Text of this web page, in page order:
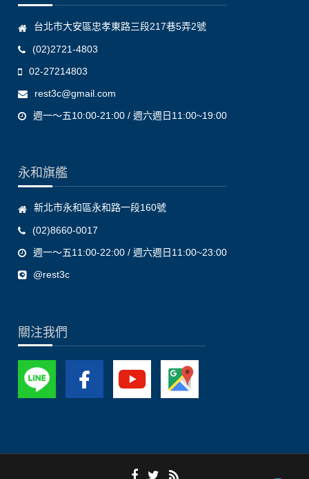
台北市大安區忠孝東路三段217巷5弄2號
(02)2721-4803
02-27214803
rest3c@gmail.com
週一～五10:00-21:00 / 週六週日11:00~19:00
永和旗艦
新北市永和區永和路一段160號
(02)8660-0017
週一～五11:00-22:00 / 週六週日11:00~23:00
@rest3c
關注我們